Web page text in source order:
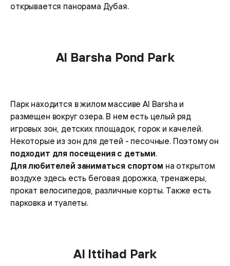
открывается панорама Дубая.
Al Barsha Pond Park
Парк находится в жилом массиве Al Barsha и
размещен вокруг озера. В нем есть целый ряд
игровых зон, детских площадок, горок и качелей.
Некоторые из зон для детей - песочные. Поэтому он
подходит для посещения с детьми.
Для любителей заниматься спортом на открытом
воздухе здесь есть беговая дорожка, тренажеры,
прокат велосипедов, различные корты. Также есть
парковка и туалеты.
Al Ittihad Park